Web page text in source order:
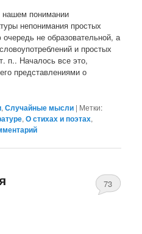
нашем понимании
непонимания простых
не образовательной, а
и простых
п.. Началось все это,
представлениями о
,Случайные мысли | Метки:
,О стихах и поэтах,
73